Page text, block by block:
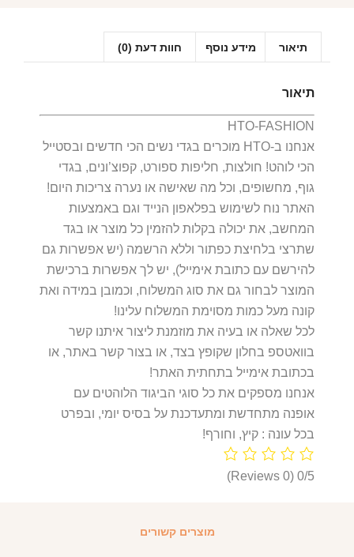
תיאור מידע נוסף חוות דעת (0)
תיאור
HTO-FASHION
אנחנו ב-HTO מוכרים בגדי נשים הכי חדשים ובסטייל
הכי לוהט! חולצות, חליפות ספורט, קפוצ’ונים, בגדי
גוף, מחשופים, וכל מה שאישה או נערה צריכות היום!
האתר נוח לשימוש בפלאפון הנייד וגם באמצעות
המחשב, את יכולה בקלות להזמין כל מוצר או בגד
שתרצי בלחיצת כפתור וללא הרשמה (יש אפשרות גם
להירשם עם כתובת אימייל), יש לך אפשרות ברכישת
המוצר לבחור גם את סוג המשלוח, וכמובן במידה ואת
קונה מעל כמות מסוימת המשלוח עלינו!
לכל שאלה או בעיה את מוזמנת ליצור איתנו קשר
בוואטספ בחלון שקופץ בצד, או בצור קשר באתר, או
בכתובת אימייל בתחתית האתר!
אנחנו מספקים את כל סוגי הביגוד הלוהטים עם
אופנה מתחדשת ומתעדכנת על בסיס יומי, ובפרט
בכל עונה : קיץ, וחורף!
0/5
(0 Reviews)
מוצרים קשורים